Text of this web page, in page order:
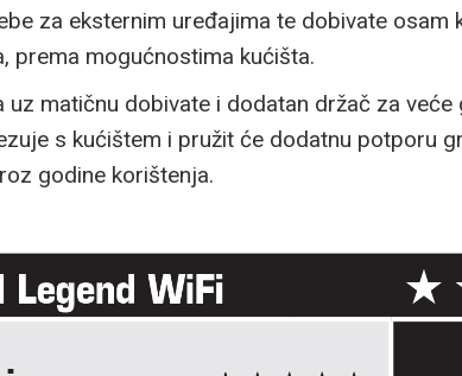
za eksternim uređajima te dobivate osam
prema mogućnostima kućišta.
uz matičnu dobivate i dodatan držač za
s kućištem i pružit će dodatnu potporu
godine korištenja.